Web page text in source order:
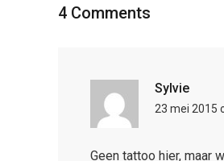
4 Comments
Sylvie
23 mei 2015
Geen tattoo hier, maar